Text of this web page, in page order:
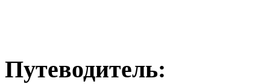
Путеводитель: